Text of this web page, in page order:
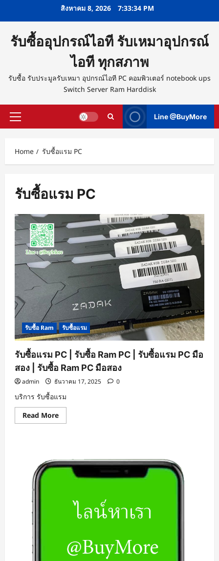
สิงหาคม 8, 2026 7:33:34 PM
รับซื้ออุปกรณ์ไอที รับเหมาอุปกรณ์
ไอที ทุกสภาพ
รับซื้อ รับประมูลรับเหมา อุปกรณ์ไอที PC คอมพิวเตอร์ notebook ups
Switch Server Ram Harddisk
Primary
Line @BuyMore
Home รับซื้อแรม PC
รับซื้อแรม PC
รับซื้อ Ram รับซื้อแรม
รับซื้อแรม PC | รับซื้อ Ram PC | รับซื้อแรม PC มือ
สอง | รับซื้อ Ram PC มือสอง
admin ธันวาคม 17, 2025 0
บริการ รับซื้อแรม
Read MoreRead
more
|
รับ